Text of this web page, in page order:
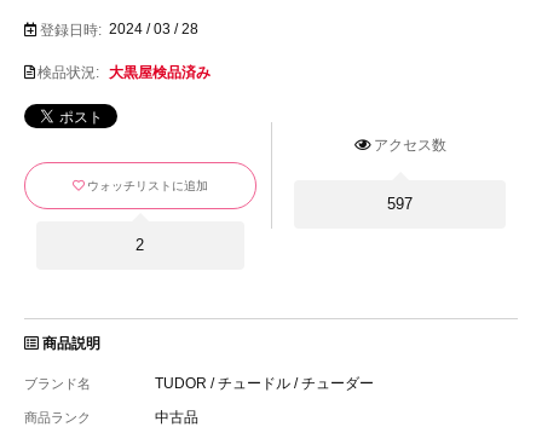
登録日時: 2024 / 03 / 28
検品状況: 大黒屋検品済み
アクセス数
597
ウォッチリストに追加
2
商品説明
ブランド名 TUDOR / チュードル / チューダー
商品ランク 中古品